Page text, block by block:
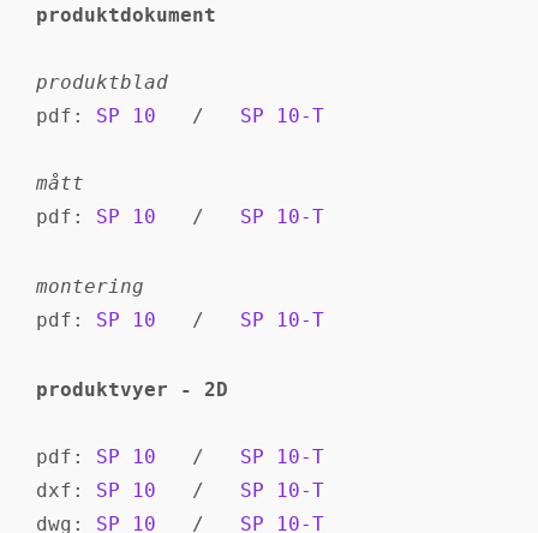
produktdokument
produktblad
pdf: SP 10
   /
SP 10-T
mått
pdf: SP 10
   /
SP 10-T
pdf: SP 10
   /
SP 10-T
produktvyer - 2D
pdf: SP 10
   /
SP 10-T
dxf: SP 10
   /
SP 10-T
dwg: SP 10
   /
SP 10-T